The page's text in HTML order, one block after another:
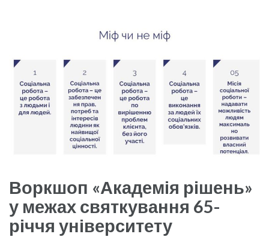
Воркшоп «Академія рішень»
у межах святкування 65-
річчя університету